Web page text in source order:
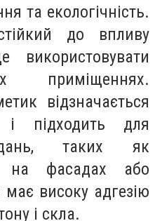
та екологічність.
до впливу
використовувати
відзначається
і підходить для
таких як
на фасадах або
високу адгезію
і скла.